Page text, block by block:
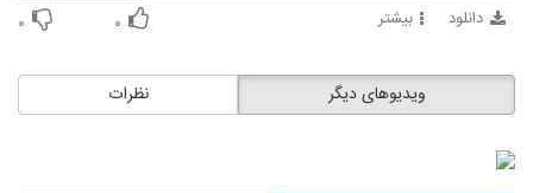
دانلود بیشتر ۰ ۰
نظرات ویدیوهای دیگر